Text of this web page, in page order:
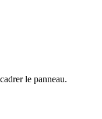
le panneau.